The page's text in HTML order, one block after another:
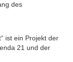
des
ist ein Projekt der
21 und der